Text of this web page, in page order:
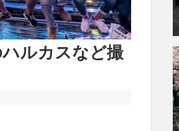
ハルカスなど撮